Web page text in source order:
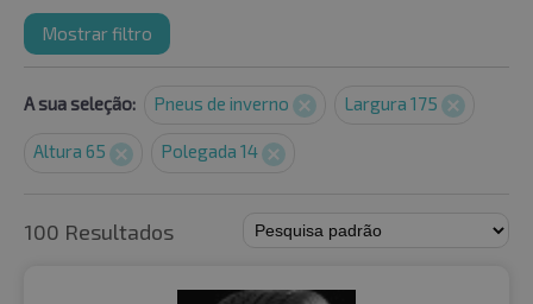
Mostrar filtro
A sua seleção: Pneus de inverno Largura 175
Altura 65 Polegada 14
100 Resultados